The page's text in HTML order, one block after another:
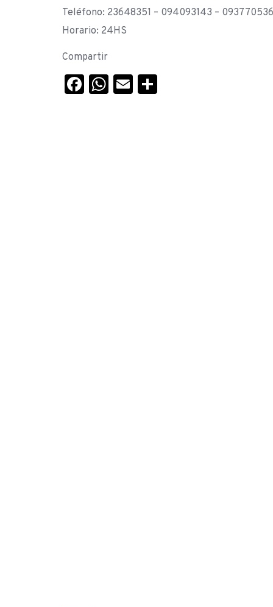
Teléfono: 23648351 – 094093143 – 093770536
Horario: 24HS
Compartir
Facebook
WhatsApp
Email